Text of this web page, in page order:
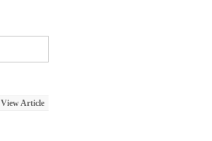
View Article